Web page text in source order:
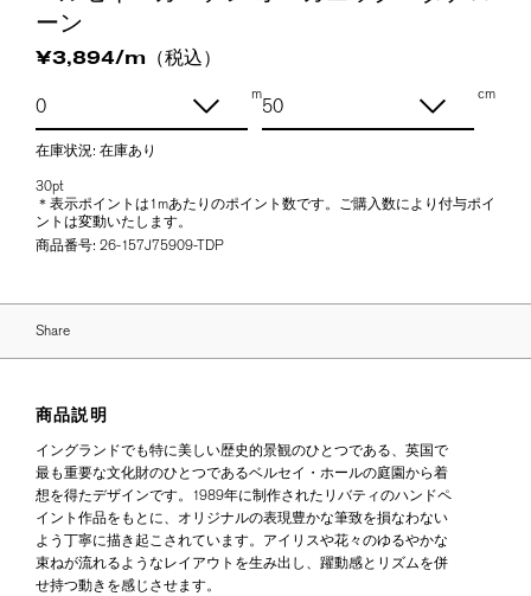
ーン
¥3,894/m（税込）
m cm
在庫状況: 在庫あり
30pt
＊表示ポイントは1mあたりのポイント数です。ご購入数により付与ポイ
ントは変動いたします。
商品番号: 26-157J75909-TDP
Share
商品説明
イングランドでも特に美しい歴史的景観のひとつである、英国で
最も重要な文化財のひとつであるベルセイ・ホールの庭園から着
想を得たデザインです。1989年に制作されたリバティのハンドペ
イント作品をもとに、オリジナルの表現豊かな筆致を損なわない
よう丁寧に描き起こされています。アイリスや花々のゆるやかな
束ねが流れるようなレイアウトを生み出し、躍動感とリズムを併
せ持つ動きを感じさせます。